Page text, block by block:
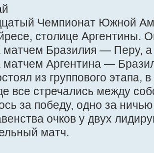
Чемпионат Южной
столице Аргентины.
матчем Бразилия — Перу,
матчем Аргентина —
из группового этапа,
все стречались между
за победу, одно за
очков у двух
матч.